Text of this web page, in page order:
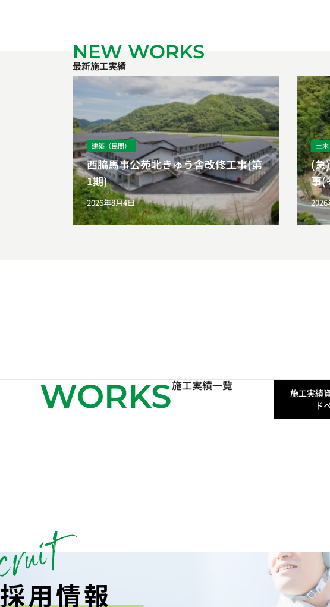
NEW WORKS
最新施工実績
建築（民間）
西脇馬事公苑北きゅう舎改修工事(第
1期)
2026年8月4日
土木
(急
事(
2026
WORKS施工実績一覧
施工実績
ド
採用情報